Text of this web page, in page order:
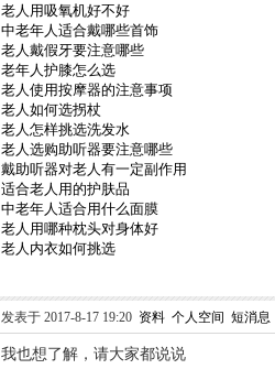
老人用吸氧机好不好
中老年人适合戴哪些首饰
老人戴假牙要注意哪些
老年人护膝怎么选
老人使用按摩器的注意事项
老人如何选拐杖
老人怎样挑选洗发水
老人选购助听器要注意哪些
戴助听器对老人有一定副作用
适合老人用的护肤品
中老年人适合用什么面膜
老人用哪种枕头对身体好
老人内衣如何挑选
发表于 2017-8-17 19:20 资料 个人空间 短消息
我也想了解，请大家都说说